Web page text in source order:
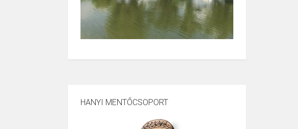
HANYI MENTŐCSOPORT